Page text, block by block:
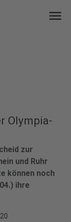
menu
Olympia-
zur
und Ruhr
können noch
ihre